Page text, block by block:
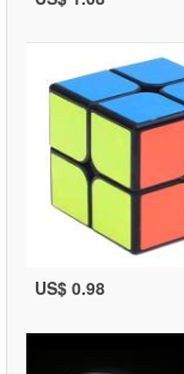
US$ 0.98